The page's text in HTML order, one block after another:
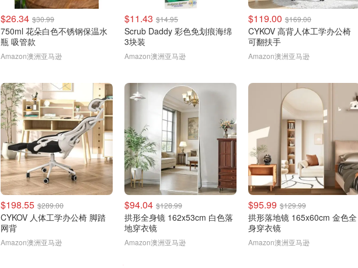
$26.34 $30.99
750ml 花朵白色不锈钢保温水
瓶 吸管款
Amazon澳洲亚马逊
$11.43 $14.95
Scrub Daddy 彩色免划痕海绵
3块装
Amazon澳洲亚马逊
$119.00 $169.00
CYKOV 高背人体工学办公椅
可翻扶手
Amazon澳洲亚马逊
$198.55 $289.00
CYKOV 人体工学办公椅 脚踏
网背
Amazon澳洲亚马逊
$94.04 $128.99
拱形全身镜 162x53cm 白色落
地穿衣镜
Amazon澳洲亚马逊
$95.99 $129.99
拱形落地镜 165x60cm 金色全
身穿衣镜
Amazon澳洲亚马逊